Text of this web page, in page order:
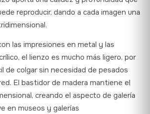
reproducir, dando a cada imagen una
las impresiones en metal y las
el lienzo es mucho más ligero, por
de colgar sin necesidad de pesados
El bastidor de madera mantiene el
creando el aspecto de galería
en museos y galerías